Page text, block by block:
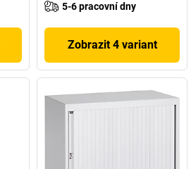
5-6 pracovní dny
Zobrazit 4 variant